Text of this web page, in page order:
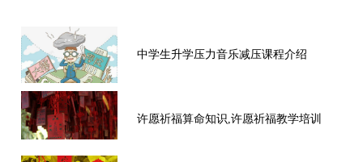
中学生升学压力音乐减压课程介绍
许愿祈福算命知识,许愿祈福教学培训